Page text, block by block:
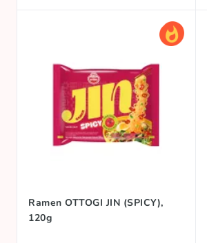
Ramen OTTOGI JIN (SPICY),
120g